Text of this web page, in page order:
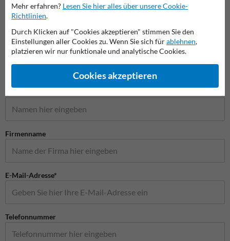
Elektrofahrzeuge Schilder
Parkschilder
Stellen Sie Ihre Frage an Verkehrsschildkaufen.de
Firmenname
E-Mail-Adresse*
Telefonnummer
Mehr erfahren? Lesen Sie hier alles über unsere Cookie-
Richtlinien.
Durch Klicken auf "Cookies akzeptieren" stimmen Sie den
Einstellungen aller Cookies zu. Wenn Sie sich fürablehnen,
platzieren wir nur funktionale und analytische Cookies.
Cookies akzeptieren